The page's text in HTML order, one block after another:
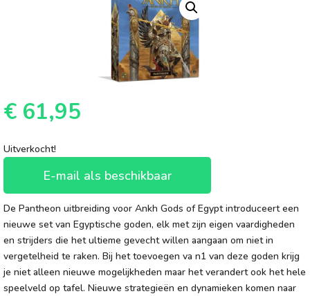
€ 61,95
Uitverkocht!
E-mail als beschikbaar
De Pantheon uitbreiding voor Ankh Gods of Egypt introduceert een
nieuwe set van Egyptische goden, elk met zijn eigen vaardigheden
en strijders die het ultieme gevecht willen aangaan om niet in
vergetelheid te raken. Bij het toevoegen va n1 van deze goden krijg
je niet alleen nieuwe mogelijkheden maar het verandert ook het hele
speelveld op tafel. Nieuwe strategieën en dynamieken komen naar